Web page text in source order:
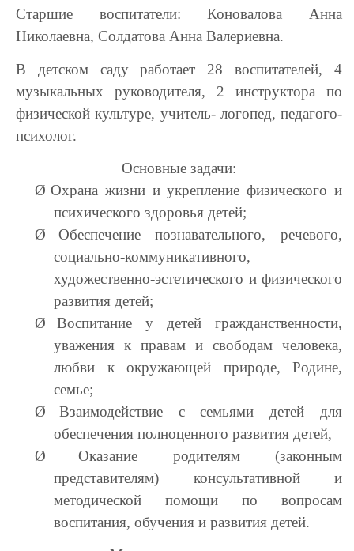
Старшие воспитатели: Коновалова Анна
Николаевна, Солдатова Анна Валериевна.
В детском саду работает 28 воспитателей, 4
музыкальных руководителя, 2 инструктора по
физической культуре, учитель- логопед, педагого-
психолог.
Основные задачи:
Ø Охрана жизни и укрепление физического и
психического здоровья детей;
Ø
Обеспечение познавательного, речевого,
социально-коммуникативного,
художественно-эстетического и физического
развития детей;
Ø
Воспитание у детей гражданственности,
уважения к правам и свободам человека,
любви к окружающей природе, Родине,
семье;
Ø
Взаимодействие с семьями детей для
обеспечения полноценного развития детей,
Ø
Оказание родителям (законным
представителям) консультативной и
методической помощи по вопросам
воспитания, обучения и развития детей.